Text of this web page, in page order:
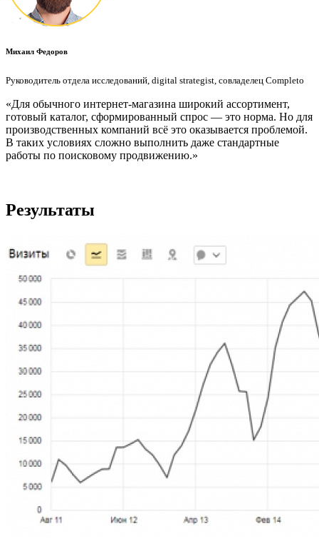
Михаил Федоров
Руководитель отдела исследований, digital strategist, совладелец Completo
«Для обычного интернет-магазина широкий ассортимент,
готовый каталог, сформированный спрос — это норма. Но для
производственных компаний всё это оказывается проблемой.
В таких условиях сложно выполнить даже стандартные
работы по поисковому продвижению.»
Результаты